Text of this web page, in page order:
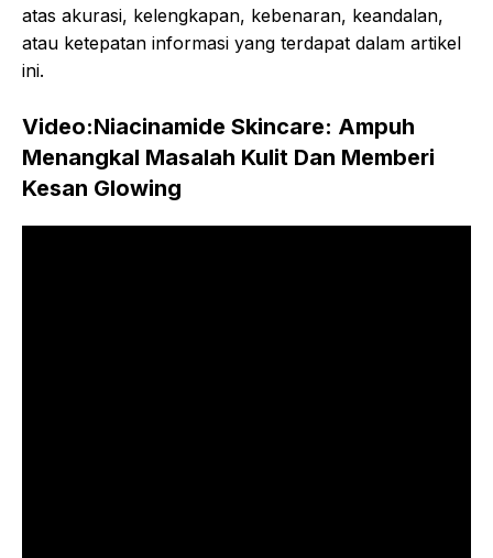
atas akurasi, kelengkapan, kebenaran, keandalan,
atau ketepatan informasi yang terdapat dalam artikel
ini.
Video:Niacinamide Skincare: Ampuh
Menangkal Masalah Kulit Dan Memberi
Kesan Glowing